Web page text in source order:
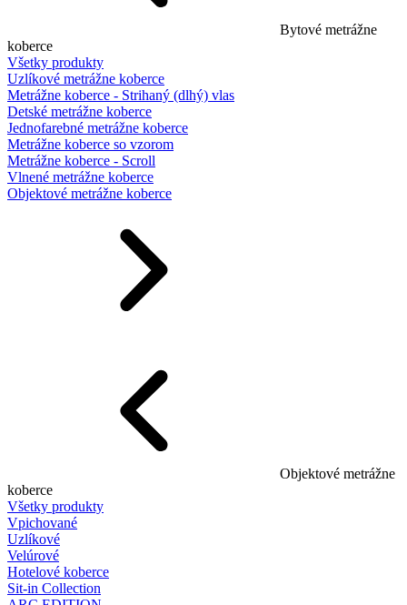
Bytové metrážne
koberce
Všetky produkty
Uzlíkové metrážne koberce
Metrážne koberce - Strihaný (dlhý) vlas
Detské metrážne koberce
Jednofarebné metrážne koberce
Metrážne koberce so vzorom
Metrážne koberce - Scroll
Vlnené metrážne koberce
Objektové metrážne koberce
Objektové metrážne
koberce
Všetky produkty
Vpichované
Uzlíkové
Velúrové
Hotelové koberce
Sit-in Collection